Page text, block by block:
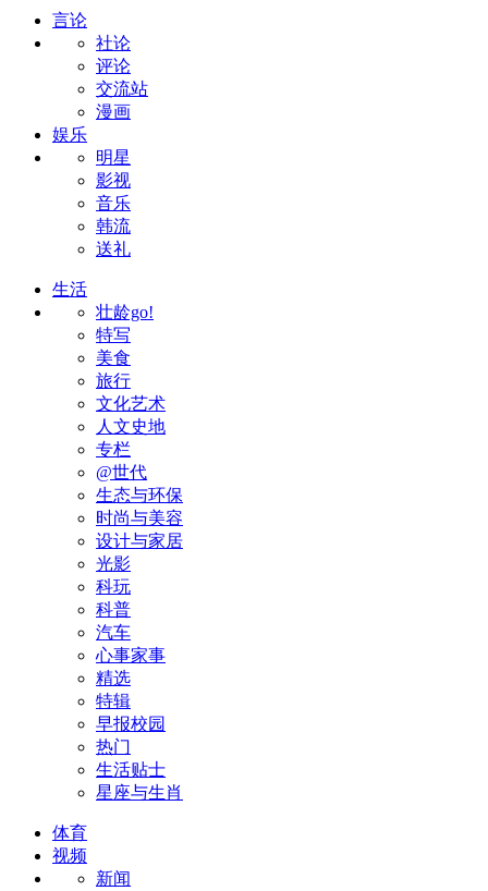
言论
社论
评论
交流站
漫画
娱乐
明星
影视
音乐
韩流
送礼
生活
壮龄go!
特写
美食
旅行
文化艺术
人文史地
专栏
@世代
生态与环保
时尚与美容
设计与家居
光影
科玩
科普
汽车
心事家事
精选
特辑
早报校园
热门
生活贴士
星座与生肖
体育
视频
新闻